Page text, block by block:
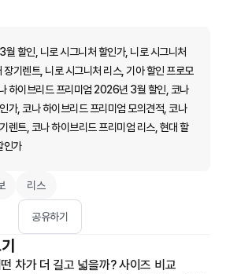
할인, 니로 시그니처 할인가, 니로 시그니처
기렌트, 니로 시그니처 리스, 기아 할인 프로모
하이브리드 프리미엄 2026년 3월 할인, 코나
가, 코나 하이브리드 프리미엄 모의견적, 코나
렌트, 코나 하이브리드 프리미엄 리스, 현대 할
인가
리스
공유하기
차가 더 길고 넓을까? 사이즈 비교